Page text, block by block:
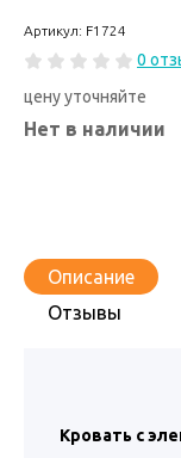
Артикул: F1724
0
цену уточняйте
Нет в наличии
Описание
Отзывы
Кровать с